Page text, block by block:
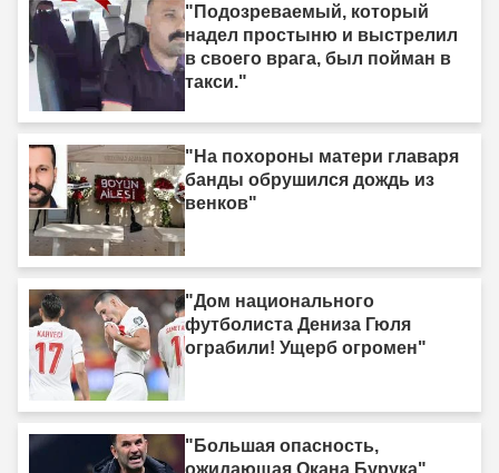
"Подозреваемый, который
надел простыню и выстрелил
в своего врага, был пойман в
такси."
"На похороны матери главаря
банды обрушился дождь из
венков"
"Дом национального
футболиста Дениза Гюля
ограбили! Ущерб огромен"
"Большая опасность,
ожидающая Окана Бурука"